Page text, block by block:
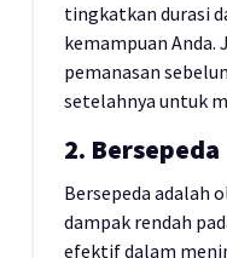
tingkatkan durasi
kemampuan Anda.
pemanasan
setelahnya untuk
2. Bersepeda
Bersepeda adalah
dampak rendah
efektif dalam